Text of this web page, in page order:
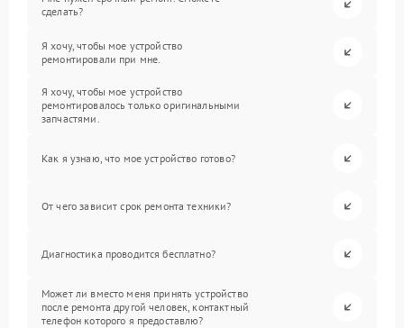
сделать?
Я хочу, чтобы мое устройство
ремонтировали при мне.
Я хочу, чтобы мое устройство
ремонтировалось только оригинальными
запчастями.
Как я узнаю, что мое устройство готово?
От чего зависит срок ремонта техники?
Диагностика проводится бесплатно?
Может ли вместо меня принять устройство
после ремонта другой человек, контактный
телефон которого я предоставлю?